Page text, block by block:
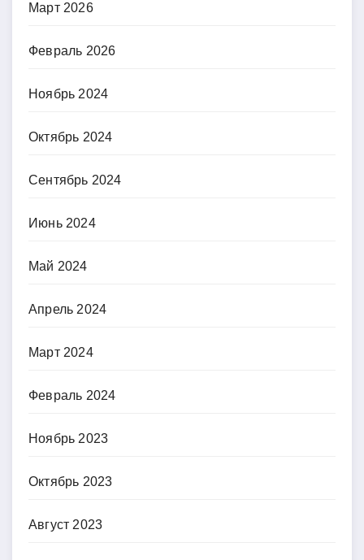
Март 2026
Февраль 2026
Ноябрь 2024
Октябрь 2024
Сентябрь 2024
Июнь 2024
Май 2024
Апрель 2024
Март 2024
Февраль 2024
Ноябрь 2023
Октябрь 2023
Август 2023